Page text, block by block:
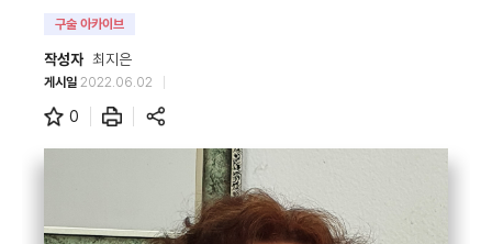
구술 아카이브
작성자 최지은
게시일 2022.06.02
0